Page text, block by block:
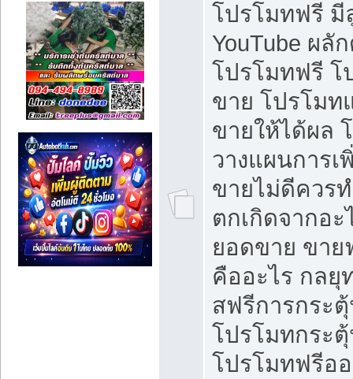
โปรโมทฟรี มี
YouTube ผลั
โปรโมทฟรี โ
ขาย โปรโมท
ขายให้ได้ผล
วางแผนการ
ขายไม่ดีควร
ตกเกิดจากอะ
ยอดขาย ขาย
คืออะไร กลยุ
สฟรีการกระ
โปรโมทกระ
โปรโมทฟรีอ